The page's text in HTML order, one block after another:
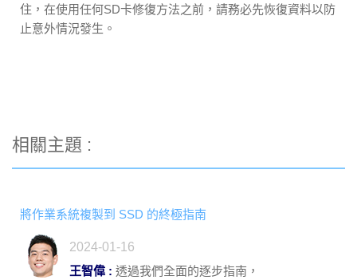
住，在使用任何SD卡修復方法之前，請務必先恢復資料以防
止意外情況發生。
相關主題 :
將作業系統複製到 SSD 的終極指南
2024-01-16
王智偉 : 透過我們全面的逐步指南，